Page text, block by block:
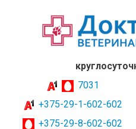
7031
+375-29-1-602-602
+375-29-8-602-602